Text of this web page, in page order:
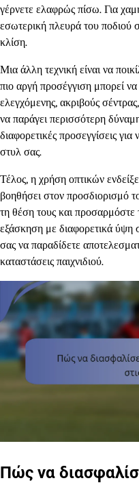
γέρνετε ελαφρώς πίσω. Για
εσωτερική πλευρά του ποδιού
κλίση.
Μια άλλη τεχνική είναι να
πιο αργή προσέγγιση μπορεί
ελεγχόμενης, ακριβούς
να παράγει περισσότερη
διαφορετικές προσεγγίσεις
στυλ σας.
Τέλος, η χρήση οπτικών
βοηθήσει στον προσδιορισμό
τη θέση τους και
εξάσκηση με διαφορετικά ύψη
σας να παραδίδετε
καταστάσεις παιχνιδιού.
Πώς να